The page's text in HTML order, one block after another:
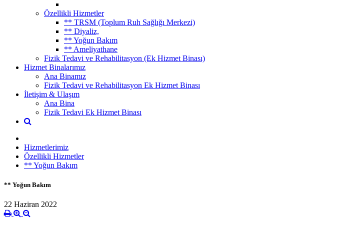
Özellikli Hizmetler
** TRSM (Toplum Ruh Sağlığı Merkezi)
** Diyaliz,
** Yoğun Bakım
** Ameliyathane
Fizik Tedavi ve Rehabilitasyon (Ek Hizmet Binası)
Hizmet Binalarımız
Ana Binamız
Fizik Tedavi ve Rehabilitasyon Ek Hizmet Binası
İletişim & Ulaşım
Ana Bina
Fizik Tedavi Ek Hizmet Binası
Hizmetlerimiz
Özellikli Hizmetler
** Yoğun Bakım
** Yoğun Bakım
22 Haziran 2022